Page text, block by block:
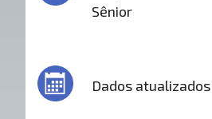
Sênior
Dados